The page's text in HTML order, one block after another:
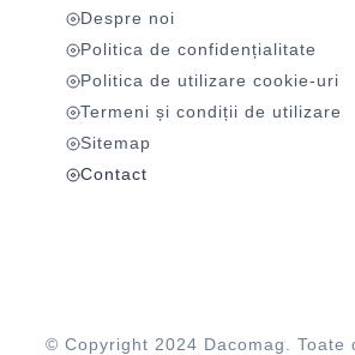
Despre noi
Politica de confidențialitate
Politica de utilizare cookie-uri
Termeni și condiții de utilizare
Sitemap
Contact
© Copyright 2024 Dacomag.